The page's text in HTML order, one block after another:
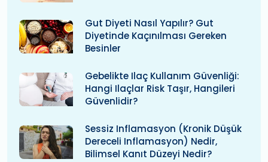
Gut Diyeti Nasıl Yapılır? Gut
Diyetinde Kaçınılması Gereken
Besinler
Gebelikte Ilaç Kullanım Güvenliği:
Hangi Ilaçlar Risk Taşır, Hangileri
Güvenlidir?
Sessiz Inflamasyon (kronik Düşük
Dereceli Inflamasyon) Nedir,
Bilimsel Kanıt Düzeyi Nedir?